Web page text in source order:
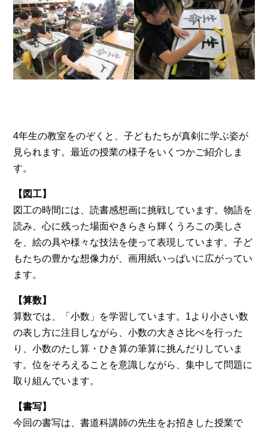
4年生の教室をのぞくと、子どもたちが真剣に学ぶ姿が
見られます。最近の授業の様子をいくつかご紹介しま
す。
【図工】
図工の時間には、読書感想画に挑戦しています。物語を
読み、心に残った場面やきらきら輝くうろこの美しさ
を、絵の具や様々な技法を使って表現しています。子ど
もたちの豊かな想像力が、画用紙いっぱいに広がってい
ます。
【算数】
算数では、「小数」を学習しています。1より小さい数
の表し方に注目しながら、小数の大きさ比べを行った
り、小数のたし算・ひき算の筆算に挑んだりしていま
す。位をそろえることを意識しながら、集中して問題に
取り組んでいます。
【書写】
今回の書写は、書道科講師の先生をお招きした授業で